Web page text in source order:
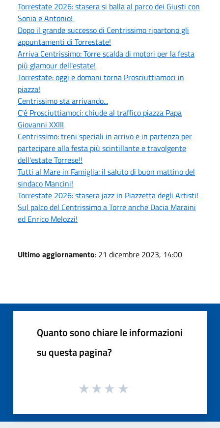
Torrestate 2026: stasera si balla al parco dei Giusti con
Sonia e Antonio!
Dopo il grande successo di Centrissimo ripartono gli
appuntamenti di Torrestate!
Arriva Centrissimo: Torre scalda di motori per la festa
più glamour dell'estate!
Torrestate: oggi e domani torna Prosciuttiamoci in
piazza!
Centrissimo sta arrivando...
C'é Prosciuttiamoci: chiude al traffico piazza Papa
Giovanni XXIII
Centrissimo: treni speciali in arrivo e in partenza per
partecipare alla festa più scintillante e travolgente
dell'estate Torrese!!
Tutti al Mare in Famiglia: il saluto di buon mattino del
sindaco Mancini!
Torrestate 2026: stasera jazz in Piazzetta degli Artisti!
Sul palco del Centrissimo a Torre anche Dacia Maraini
ed Enrico Melozzi!
Ultimo aggiornamento: 21 dicembre 2023, 14:00
Quanto sono chiare le informazioni
su questa pagina?